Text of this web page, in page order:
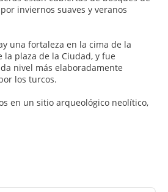
inviernos suaves y veranos
una fortaleza en la cima de la
plaza de la Ciudad, y fue
nivel más elaboradamente
los turcos.
en un sitio arqueológico neolítico,